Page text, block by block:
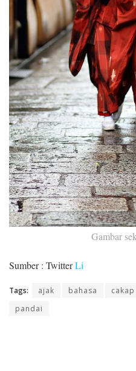
Gambar
Sumber : TwitterLi
Tags: ajak bahasa cakap
pandai